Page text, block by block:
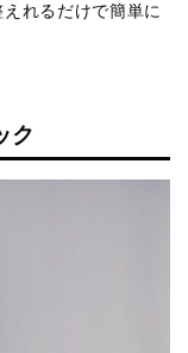
れるだけで簡単に
ク